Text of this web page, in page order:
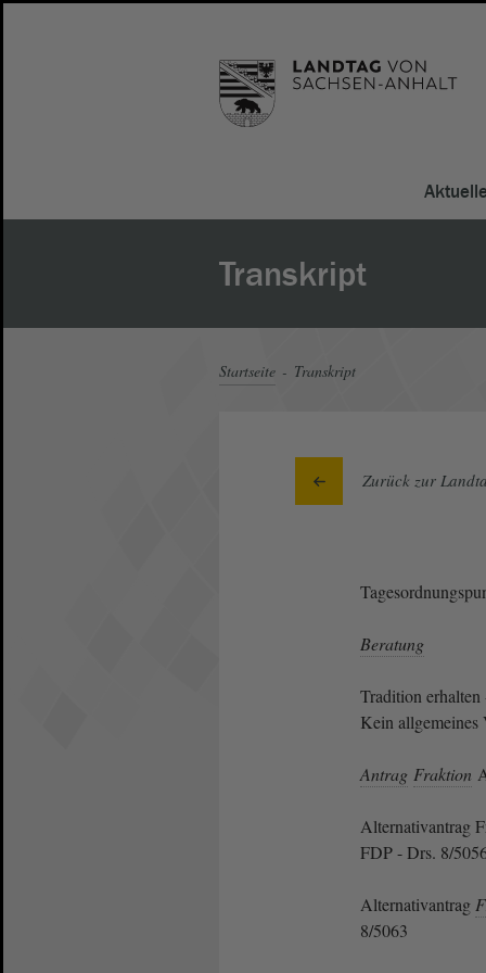
Transkript
Startseite Transkript
Zurück zur
Beratung
Tradition
Kein
Antrag Fraktion
Alternativantrag
FDP - Drs. 8/
Alternativantrag
8/5063